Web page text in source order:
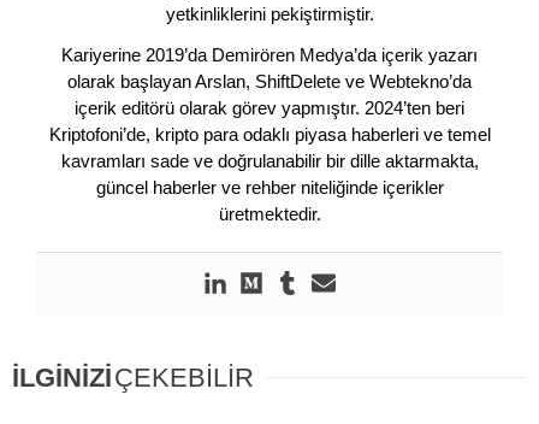
yetkinliklerini pekiştirmiştir.
Kariyerine 2019’da Demirören Medya’da içerik yazarı
olarak başlayan Arslan, ShiftDelete ve Webtekno’da
içerik editörü olarak görev yapmıştır. 2024’ten beri
Kriptofoni’de, kripto para odaklı piyasa haberleri ve temel
kavramları sade ve doğrulanabilir bir dille aktarmakta,
güncel haberler ve rehber niteliğinde içerikler
üretmektedir.
İLGİNİZİÇEKEBİLİR